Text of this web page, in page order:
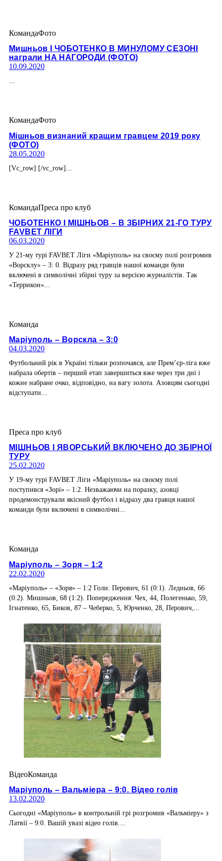
КомандаФото
Мишньов І ЧОБОТЕНКО В МИНУЛОМУ СЕЗОНІ
награли НА НАГОРОДИ (ФОТО)
10.09.2020
...
КомандаФото
Мішньов визнаний кращим гравцем 2019 року
(ФОТО)
28.05.2020
[Vc_row] [/vc_row]...
КомандаПреса про клуб
ЧОБОТЕНКО І МІШНЬОВ – В ЗБІРНИХ 21-ГО ТУРУ
FAVBET ЛІГИ
06.03.2020
У 21-му турі FAVBET Ліги «Маріуполь» на своєму полі розгромив
«Ворсклу» – 3: 0. Відразу ряд гравців нашої команди були
включені в символічні збірні туру за версією журналістів. Так
«Террикон»...
Команда
Маріуполь – Ворскла – 3:0
04.03.2020
Футбольний рік в Україні тільки розпочався, але Прем’єр-ліга вже
набрала обертів – перший етап завершиться вже через три дні і
кожне набране очко, відповідно, на вагу золота. Азовцям сьогодні
відступати...
Преса про клуб
МІШНЬОВ І ЯВОРСЬКИЙ ВКЛЮЧЕНО ДО ЗБІРНОЇ
ТУРУ
25.02.2020
У 19-му турі FAVBET Ліги «Маріуполь» на своєму полі
поступився «Зорі» – 1:2. Незважаючи на поразку, азовці
продемонстрували якісний футбол і відразу два гравця нашої
команди були включені в символічні...
Команда
Маріуполь – Зоря – 1:2
22.02.2020
«Маріуполь» – «Зоря» – 1:2 Голи: Перович, 61 (0:1). Ледньов, 66
(0:2). Мишньов, 68 (1:2). Попередження: Чех, 44, Полегенько, 59,
Ігнатенко, 65, Биков, 87 – Чеберко, 5, Юрченко, 28, Перович,...
ВідеоКоманда
Маріуполь – Вальміера – 9:0. Відео голів
13.02.2020
Сьогодні «Маріуполь» в контрольній грі розгромив «Вальміеру» з
Латвії – 9:0. Вашій увазі відео голів....